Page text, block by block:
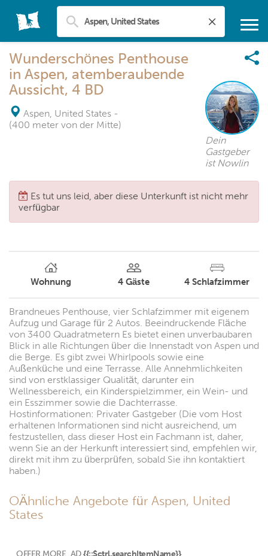
Wunderschönes Penthouse
in Aspen, atemberaubende
Aussicht, 4 BD
Aspen, United States -
(400 meter von der Mitte)
Dein
Gastgeber
ist Nowlin
Es tut uns leid, aber diese Unterkunft ist nicht mehr
verfügbar
Wohnung 4 Gäste 4 Schlafzimmer
Brandneues Penthouse, vier Schlafzimmer mit eigenem
Aufzug und Garage für 2 Autos. Beeindruckende Fläche
von 3400 Quadratmetern Es bietet einen unverbaubaren
Blick in alle Richtungen über die Innenstadt von Aspen und
die Berge. Es gibt zwei Whirlpools sowie eine
Außenküche und eine Terrasse. Alle Annehmlichkeiten
sind von erstklassiger Qualität, darunter ein
Wellnessbereich, ein Kinderspielzimmer, ein Wein- und
ein Esszimmer sowie die Dachterrasse.
Hostinformationen: Privater Gastgeber (Die vom Host
erhaltenen Informationen sind nicht ausreichend, um
festzustellen, dass dieser Host ein Fachmann ist, daher,
wenn Sie an der Herkunft interessiert sind, empfehlen wir,
direkt mit ihm zu überprüfen, sobald Sie ihn kontaktiert
haben.)
OÄhnliche Angebote für Aspen, United
States
OFFER.MORE_AD {{::$ctrl.searchItemName}}